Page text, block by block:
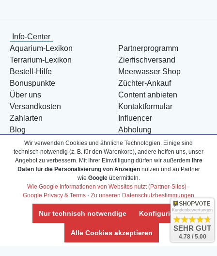
Info-Center
Aquarium-Lexikon
Terrarium-Lexikon
Bestell-Hilfe
Bonuspunkte
Über uns
Versandkosten
Zahlarten
Blog
Partnerprogramm
Zierfischversand
Meerwasser Shop
Züchter-Ankauf
Content anbieten
Kontaktformular
Influencer
Abholung
Wir verwenden Cookies und ähnliche Technologien. Einige sind
technisch notwendig (z. B. für den Warenkorb), andere helfen uns, unser
Angebot zu verbessern. Mit Ihrer Einwilligung dürfen wir außerdem Ihre
Daten für die Personalisierung von Anzeigennutzen und an Partner
wie Googleübermitteln.
Wie Google Informationen von Websites nutzt (Partner-Sites) ·
Google Privacy & Terms · Zu unseren Datenschutzbestimmungen
Nur technisch notwendige Konfigurieren
Alle Cookies akzeptieren
Kundenbewertungen
SEHR GUT
4.78 / 5.00